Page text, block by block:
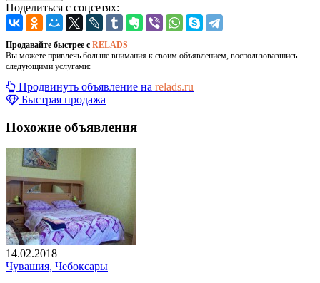
Поделиться с соцсетях:
Продавайте быстрее с RELADS
Вы можете привлечь больше внимания к своим объявлением, воспользовавшись
следующими услугами:
Продвинуть объявление на relads.ru
Быстрая продажа
Похожие объявления
14.02.2018
Чувашия, Чебоксары